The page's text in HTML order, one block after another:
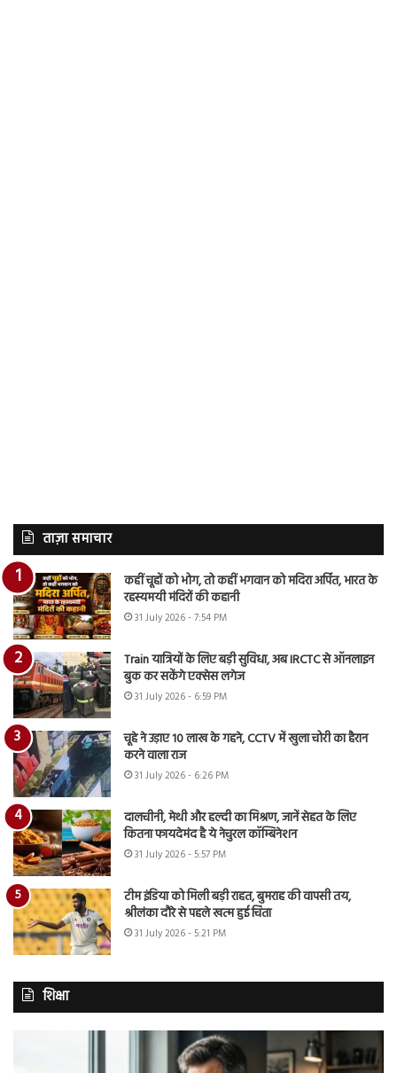
ताज़ा समाचार
कहीं चूहों को भोग, तो कहीं भगवान को मदिरा अर्पित, भारत के
रहस्यमयी मंदिरों की कहानी
31 July 2026 - 7:54 PM
Train यात्रियों के लिए बड़ी सुविधा, अब IRCTC से ऑनलाइन
बुक कर सकेंगे एक्सेस लगेज
31 July 2026 - 6:59 PM
चूहे ने उड़ाए 10 लाख के गहने, CCTV में खुला चोरी का हैरान
करने वाला राज
31 July 2026 - 6:26 PM
दालचीनी, मेथी और हल्दी का मिश्रण, जानें सेहत के लिए
कितना फायदेमंद है ये नेचुरल कॉम्बिनेशन
31 July 2026 - 5:57 PM
टीम इंडिया को मिली बड़ी राहत, बुमराह की वापसी तय,
श्रीलंका दौरे से पहले खत्म हुई चिंता
31 July 2026 - 5:21 PM
शिक्षा